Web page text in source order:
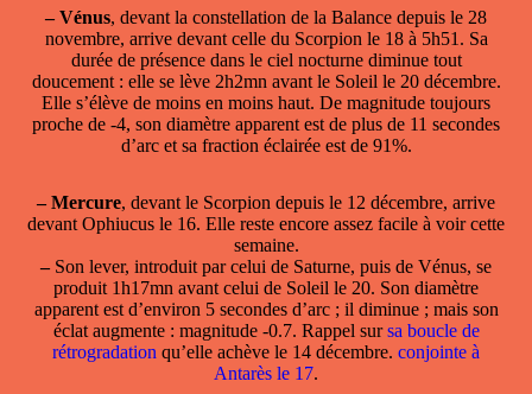
– Vénus, devant la constellation de la Balance depuis le 28
novembre, arrive devant celle du Scorpion le 18 à 5h51. Sa
durée de présence dans le ciel nocturne diminue tout
doucement : elle se lève 2h2mn avant le Soleil le 20 décembre.
Elle s’élève de moins en moins haut. De magnitude toujours
proche de -4, son diamètre apparent est de plus de 11 secondes
d’arc et sa fraction éclairée est de 91%.
– Mercure, devant le Scorpion depuis le 12 décembre, arrive
devant Ophiucus le 16. Elle reste encore assez facile à voir cette
semaine.
–Son lever, introduit par celui de Saturne, puis de Vénus, se
produit 1h17mn avant celui de Soleil le 20. Son diamètre
apparent est d’environ 5 secondes d’arc ; il diminue ; mais son
éclat augmente : magnitude -0.7. Rappel sursa boucle de
rétrogradation qu’elle achève le 14 décembre. conjointe à
Antarès le 17.